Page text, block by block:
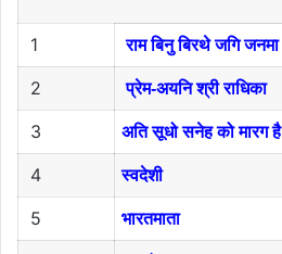
1 राम बिनु बिरथे जगि जनमा
2 प्रेम-अयनि श्री राधिका
3 अति सूधो सनेह को मारग है
4 स्वदेशी
5 भारतमाता